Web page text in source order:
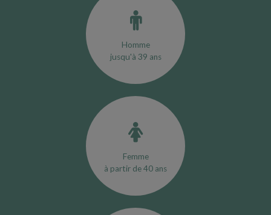
Homme
jusqu'à 39 ans
Femme
à partir de 40 ans